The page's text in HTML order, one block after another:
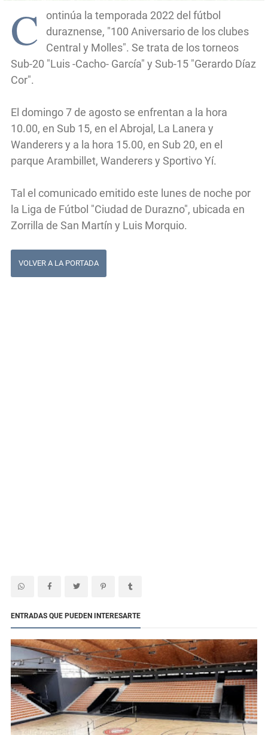
C
ontinúa la temporada 2022 del fútbol
duraznense, "100 Aniversario de los clubes
Central y Molles". Se trata de los torneos
Sub-20 "Luis -Cacho- García" y Sub-15 "Gerardo Díaz
Cor".
El domingo 7 de agosto se enfrentan a la hora
10.00, en Sub 15, en el Abrojal, La Lanera y
Wanderers y a la hora 15.00, en Sub 20, en el
parque Arambillet, Wanderers y Sportivo Yí.
Tal el comunicado emitido este lunes de noche por
la Liga de Fútbol "Ciudad de Durazno", ubicada en
Zorrilla de San Martín y Luis Morquio.
VOLVER A LA PORTADA
ENTRADAS QUE PUEDEN INTERESARTE